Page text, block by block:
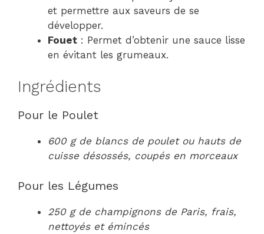
et permettre aux saveurs de se
développer.
Fouet : Permet d’obtenir une sauce lisse
en évitant les grumeaux.
Ingrédients
Pour le Poulet
600 g de blancs de poulet ou hauts de
cuisse désossés, coupés en morceaux
Pour les Légumes
250 g de champignons de Paris, frais,
nettoyés et émincés